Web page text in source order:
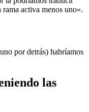
activa menos uno».
por detrás) habríamos
las